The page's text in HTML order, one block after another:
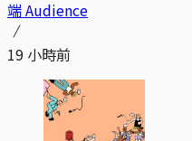
端 Audience
19 小時前